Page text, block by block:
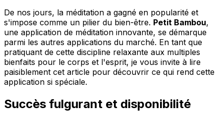
De nos jours, la méditation a gagné en popularité et
s'impose comme un pilier du bien-être. Petit Bambou,
une application de méditation innovante, se démarque
parmi les autres applications du marché. En tant que
pratiquant de cette discipline relaxante aux multiples
bienfaits pour le corps et l'esprit, je vous invite à lire
paisiblement cet article pour découvrir ce qui rend cette
application si spéciale.
Succès fulgurant et disponibilité